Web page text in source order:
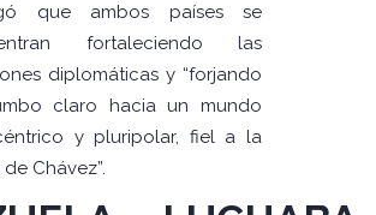
que ambos países se
fortaleciendo las
diplomáticas y “forjando
claro hacia un mundo
y pluripolar, fiel a la
Chávez”.